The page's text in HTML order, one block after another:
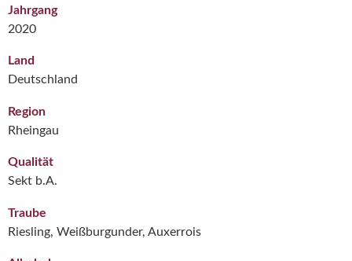
Jahrgang
2020
Land
Deutschland
Region
Rheingau
Qualität
Sekt b.A.
Traube
Riesling, Weißburgunder, Auxerrois